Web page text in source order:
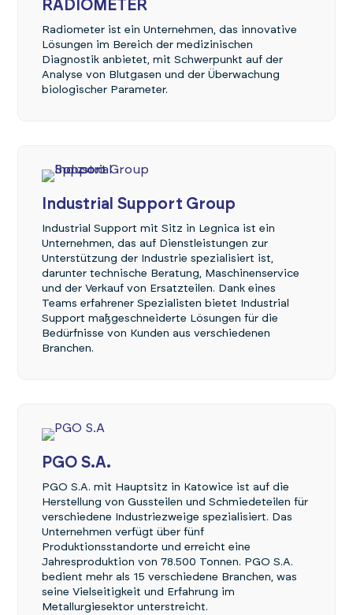
RADIOMETER
Radiometer ist ein Unternehmen, das innovative
Lösungen im Bereich der medizinischen
Diagnostik anbietet, mit Schwerpunkt auf der
Analyse von Blutgasen und der Überwachung
biologischer Parameter.
Industrial Support Group
Industrial Support mit Sitz in Legnica ist ein
Unternehmen, das auf Dienstleistungen zur
Unterstützung der Industrie spezialisiert ist,
darunter technische Beratung, Maschinenservice
und der Verkauf von Ersatzteilen. Dank eines
Teams erfahrener Spezialisten bietet Industrial
Support maßgeschneiderte Lösungen für die
Bedürfnisse von Kunden aus verschiedenen
Branchen.
PGO S.A.
PGO S.A. mit Hauptsitz in Katowice ist auf die
Herstellung von Gussteilen und Schmiedeteilen für
verschiedene Industriezweige spezialisiert. Das
Unternehmen verfügt über fünf
Produktionsstandorte und erreicht eine
Jahresproduktion von 78.500 Tonnen. PGO S.A.
bedient mehr als 15 verschiedene Branchen, was
seine Vielseitigkeit und Erfahrung im
Metallurgiesektor unterstreicht.